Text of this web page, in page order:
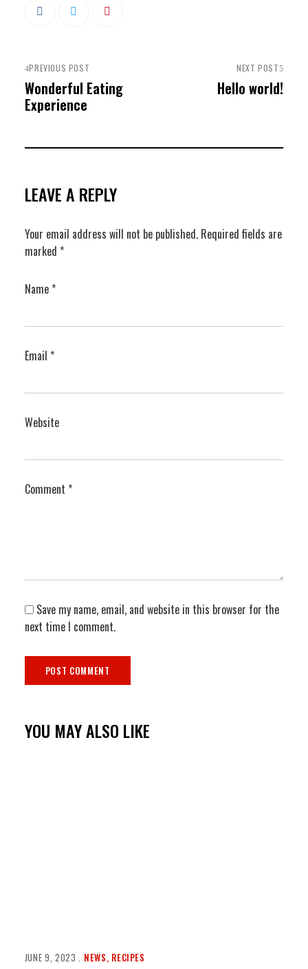
PREVIOUS POST
Wonderful Eating
Experience
NEXT POST
Hello world!
LEAVE A REPLY
Your email address will not be published. Required fields are
marked *
Name *
Email *
Website
Comment *
Save my name, email, and website in this browser for the
next time I comment.
YOU MAY ALSO LIKE
JUNE 9, 2023 NEWS RECIPES